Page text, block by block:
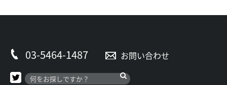
03-5464-1487 お問い合わせ